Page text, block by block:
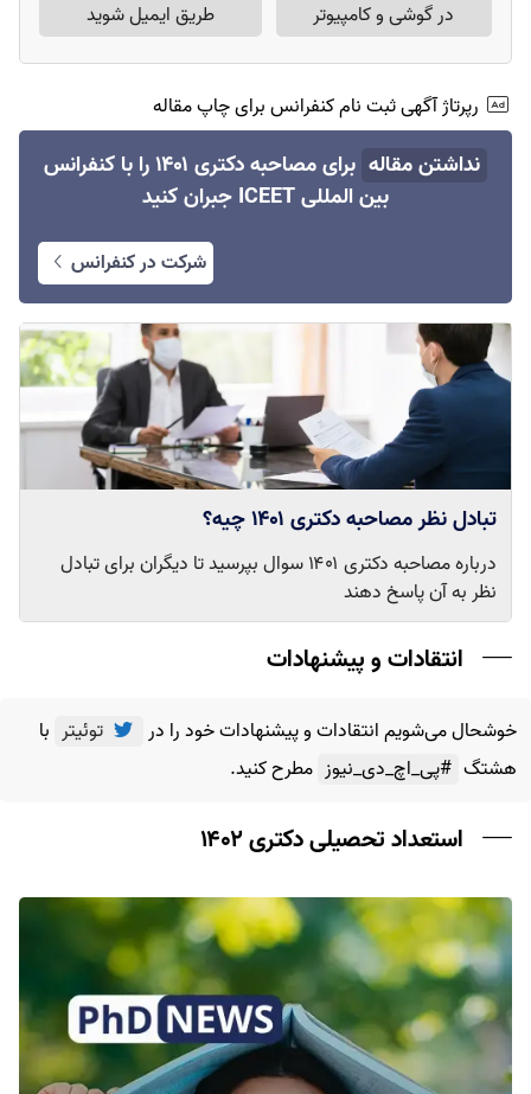
در گوشی و کامپیوتر
طریق ایمیل شوید
رپرتاژ آگهی ثبت نام کنفرانس برای چاپ مقاله
نداشتن مقاله
برای مصاحبه دکتری ۱۴۰۱ را با کنفرانس
بین المللی ICEET جبران کنید
شرکت در کنفرانس
تبادل نظر مصاحبه دکتری ۱۴۰۱ چیه؟
درباره مصاحبه دکتری ۱۴۰۱ سوال بپرسید تا دیگران برای تبادل
نظر به آن پاسخ دهند
انتقادات و پیشنهادات
خوشحال می‌شویم انتقادات و پیشنهادات خود را در توئیتر با
هشتگ #پی_اچ_دی_نیوز مطرح کنید.
استعداد تحصیلی دکتری ۱۴۰۲